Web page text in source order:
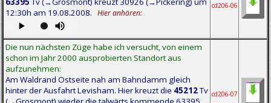
12:30h am 19.08.2008.
Hier anhören:
cd206-06
Die nun nächsten Züge habe ich versucht, von einem
schon im Jahr 2000 ausprobierten Standort aus
aufzunehmen:
Am Waldrand Ostseite nah am Bahndamm gleich
hinter der Ausfahrt Levisham. Hier kreuzt die 45212Tv cd206-07